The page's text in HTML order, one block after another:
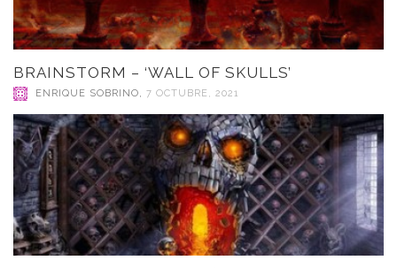
BRAINSTORM – ‘WALL OF SKULLS’
ENRIQUE SOBRINO, 7 OCTUBRE, 2021